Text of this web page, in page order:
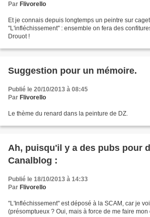
Par Flivorello
Et je connais depuis longtemps un peintre sur
"L'infléchissement" : ensemble on fera des
Drouot !
Suggestion pour un mémoire.
Publié le 20/10/2013 à 08:45
Par Flivorello
Le thème du renard dans la peinture de DZ.
Ah, puisqu'il y a des pubs pour
Canalblog :
Publié le 18/10/2013 à 14:33
Par Flivorello
"L'Infléchissement" est déposé à la SCAM, car je
(présomptueux ? Oui, mais à force de me faire mon